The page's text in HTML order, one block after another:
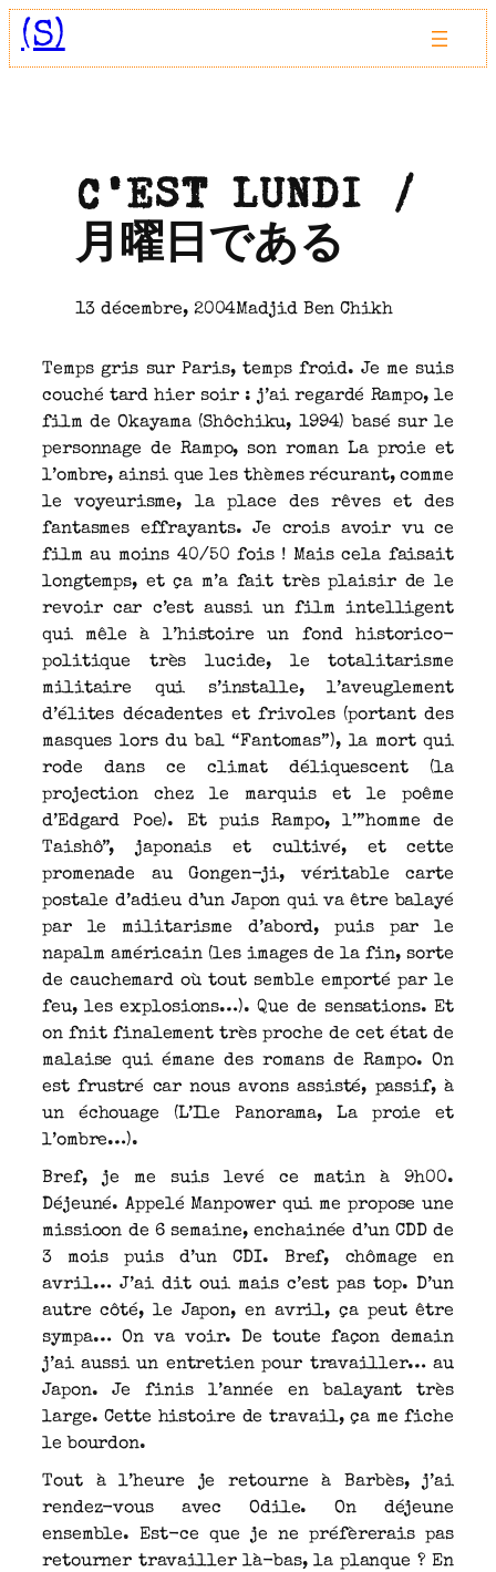
Aller
au(S)
C’EST LUNDI /
月曜日である
13 décembre, 2004Madjid Ben Chikh
Temps gris sur Paris, temps froid. Je me suis
couché tard hier soir : j’ai regardé Rampo, le
film de Okayama (Shôchiku, 1994) basé sur le
personnage de Rampo, son roman La proie et
l’ombre, ainsi que les thèmes récurant, comme
le voyeurisme, la place des rêves et des
fantasmes effrayants. Je crois avoir vu ce
film au moins 40/50 fois ! Mais cela faisait
longtemps, et ça m’a fait très plaisir de le
revoir car c’est aussi un film intelligent
qui mêle à l’histoire un fond historico-
politique très lucide, le totalitarisme
militaire qui s’installe, l’aveuglement
d’élites décadentes et frivoles (portant des
masques lors du bal “Fantomas”), la mort qui
rode dans ce climat déliquescent (la
projection chez le marquis et le poême
d’Edgard Poe). Et puis Rampo, l’”homme de
Taishô”, japonais et cultivé, et cette
promenade au Gongen-ji, véritable carte
postale d’adieu d’un Japon qui va être balayé
par le militarisme d’abord, puis par le
napalm américain (les images de la fin, sorte
de cauchemard où tout semble emporté par le
feu, les explosions…). Que de sensations. Et
on fnit finalement très proche de cet état de
malaise qui émane des romans de Rampo. On
est frustré car nous avons assisté, passif, à
un échouage (L’Ile Panorama, La proie et
l’ombre…).
Bref, je me suis levé ce matin à 9h00.
Déjeuné. Appelé Manpower qui me propose une
missioon de 6 semaine, enchainée d’un CDD de
3 mois puis d’un CDI. Bref, chômage en
avril… J’ai dit oui mais c’est pas top. D’un
autre côté, le Japon, en avril, ça peut être
sympa… On va voir. De toute façon demain
j’ai aussi un entretien pour travailler… au
Japon. Je finis l’année en balayant très
large. Cette histoire de travail, ça me fiche
le bourdon.
Tout à l’heure je retourne à Barbès, j’ai
rendez-vous avec Odile. On déjeune
ensemble. Est-ce que je ne préfèrerais pas
retourner travailler là-bas, la planque ? En